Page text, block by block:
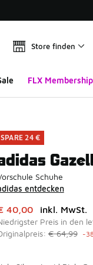
Store finden
FLX Membership
SPARE 24 €
Schuhe
entdecken
Artikel ist im
40,00 inkl. MwSt.
Preis in den
€ 64,99 -